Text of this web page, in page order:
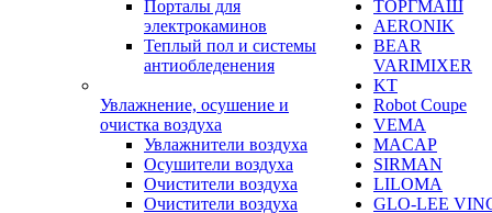
Порталы для
электрокаминов
Теплый пол и системы
антиобледенения
Увлажнение, осушение и
очистка воздуха
Увлажнители воздуха
Осушители воздуха
Очистители воздуха
Очистители воздуха
ТОРГМАШ
AERONIK
BEAR
VARIMIXER
KT
Robot Coupe
VEMA
MACAP
SIRMAN
LILOMA
GLO-LEE